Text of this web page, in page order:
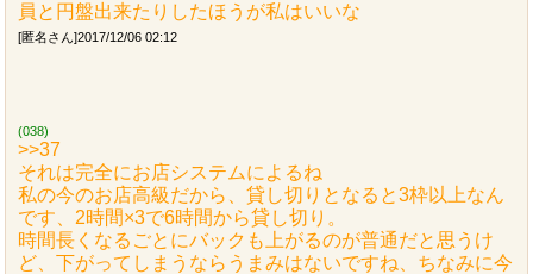
員と円盤出来たりしたほうが私はいいな
[匿名さん]2017/12/06 02:12
(038)
>>37
それは完全にお店システムによるね
私の今のお店高級だから、貸し切りとなると3枠以上なん
です、2時間×3で6時間から貸し切り。
時間長くなるごとにバックも上がるのが普通だと思うけ
ど、下がってしまうならうまみはないですね、ちなみに今